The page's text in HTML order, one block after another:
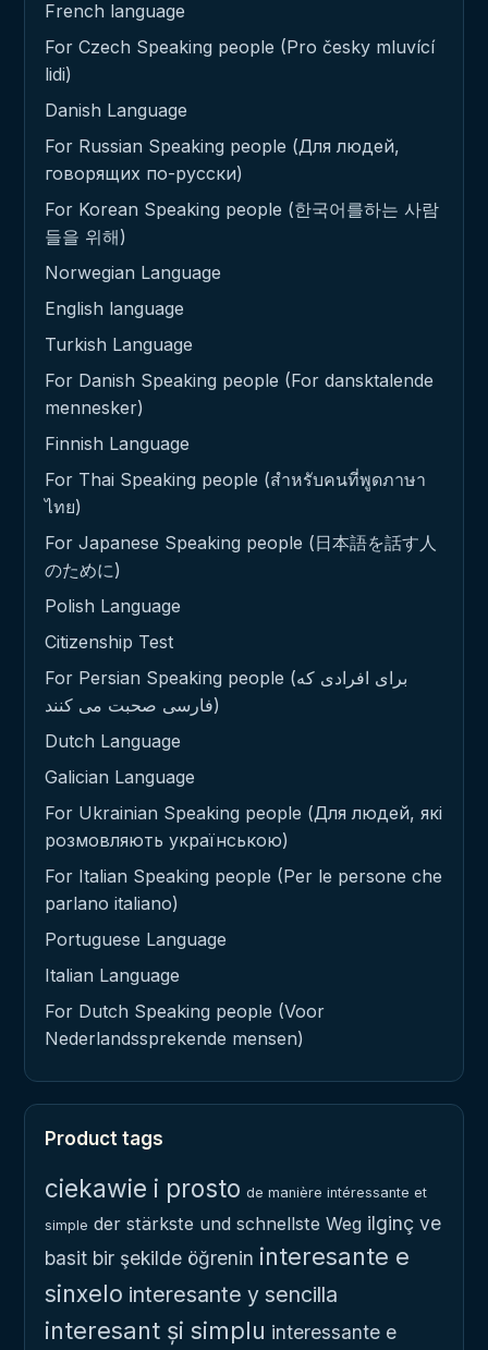
French language
For Czech Speaking people (Pro česky mluvící
lidi)
Danish Language
For Russian Speaking people (Для людей,
говорящих по-русски)
For Korean Speaking people (한국어를하는 사람
들을 위해)
Norwegian Language
English language
Turkish Language
For Danish Speaking people (For dansktalende
mennesker)
Finnish Language
For Thai Speaking people (สำหรับคนที่พูดภาษา
ไทย)
For Japanese Speaking people (日本語を話す人
のために)
Polish Language
Citizenship Test
For Persian Speaking people (برای افرادی که
فارسی صحبت می کنند)
Dutch Language
Galician Language
For Ukrainian Speaking people (Для людей, які
розмовляють українською)
For Italian Speaking people (Per le persone che
parlano italiano)
Portuguese Language
Italian Language
For Dutch Speaking people (Voor
Nederlandssprekende mensen)
Product tags
ciekawie i prosto de manière intéressante et
simple der stärkste und schnellste Weg ilginç ve
basit bir şekilde öğrenin interesante e
sinxelo interesante y sencilla
interesant și simplu interessante e